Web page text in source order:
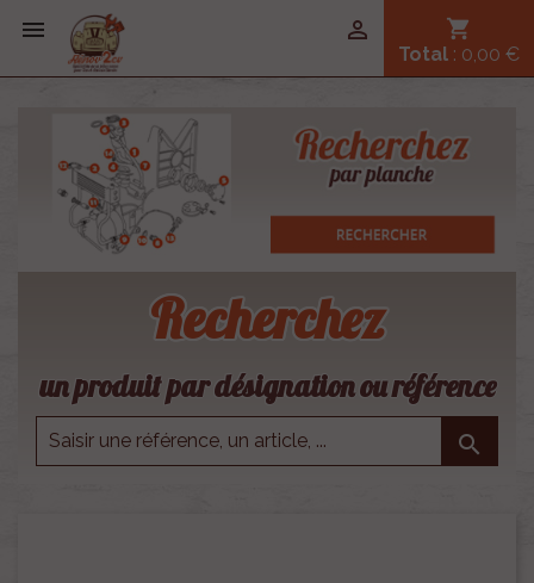
 shopping_cart
Total : 0,00 €

Recherchez
un produit par désignation ou référence
